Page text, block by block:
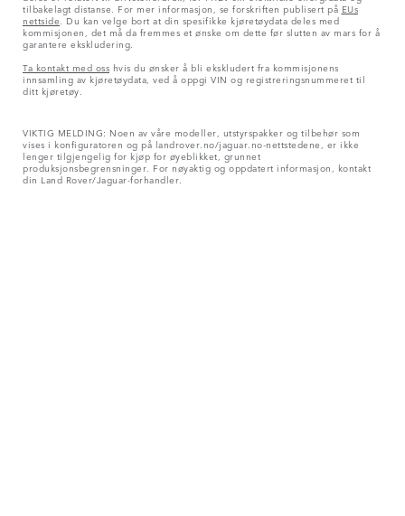
tilbakelagt distanse. For mer informasjon, se forskriften publisert på EUs
nettside . Du kan velge bort at din spesifikke kjøretøydata deles med
kommisjonen, det må da fremmes et ønske om dette før slutten av mars for å
garantere ekskludering.
Ta kontakt med oss hvis du ønsker å bli ekskludert fra kommisjonens
innsamling av kjøretøydata, ved å oppgi VIN og registreringsnummeret til
ditt kjøretøy.
VIKTIG MELDING: Noen av våre modeller, utstyrspakker og tilbehør som
vises i konfiguratoren og på landrover.no/jaguar.no-nettstedene, er ikke
lenger tilgjengelig for kjøp for øyeblikket, grunnet
produksjonsbegrensninger. For nøyaktig og oppdatert informasjon, kontakt
din Land Rover/Jaguar-forhandler.